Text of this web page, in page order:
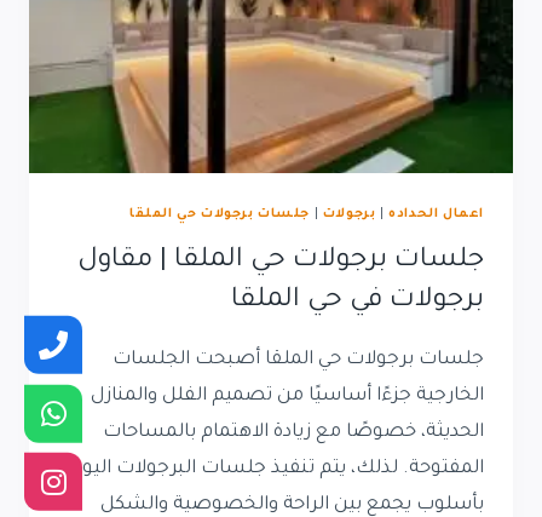
اعمال الحداده| برجولات جلسات برجولات حي الملقا
جلسات برجولات حي الملقا | مقاول
برجولات في حي الملقا
جلسات برجولات حي الملقا أصبحت الجلسات
الخارجية جزءًا أساسيًا من تصميم الفلل والمنازل
الحديثة، خصوصًا مع زيادة الاهتمام بالمساحات
المفتوحة. لذلك، يتم تنفيذ جلسات البرجولات اليوم
بأسلوب يجمع بين الراحة والخصوصية والشكل